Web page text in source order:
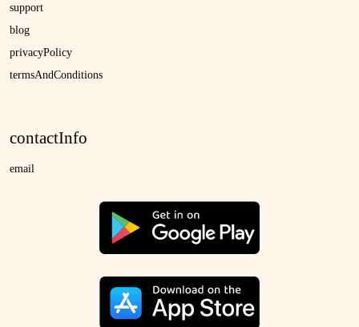
support
blog
privacyPolicy
termsAndConditions
contactInfo
email